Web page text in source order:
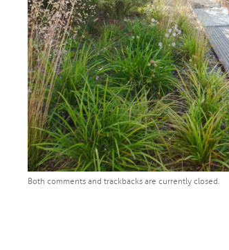
Both comments and trackbacks are currently closed.